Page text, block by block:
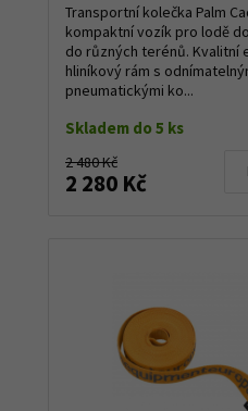
Transportní kolečka Palm
kompaktní vozík pro lodě
do různých terénů. Kvalitní
hliníkový rám s
pneumatickými ko...
Skladem do 5 ks
2 480 Kč
2 280 Kč